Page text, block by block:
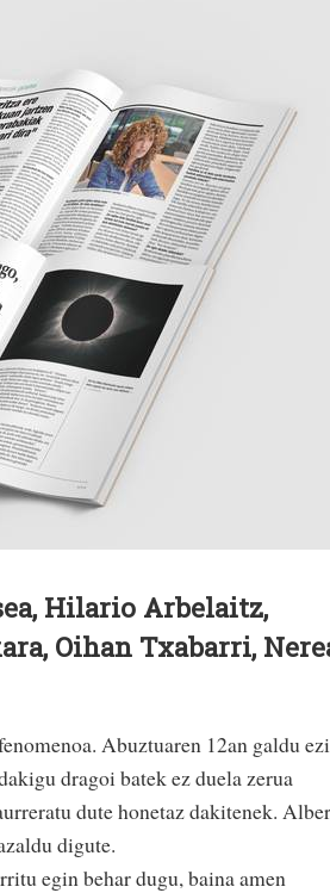
Hilario Arbelaitz,
Oihan Txabarri,
Abuztuaren 12an galdu
dragoi batek ez duela zerua
dute honetaz dakitenek.
digute.
egin behar dugu, baina amen